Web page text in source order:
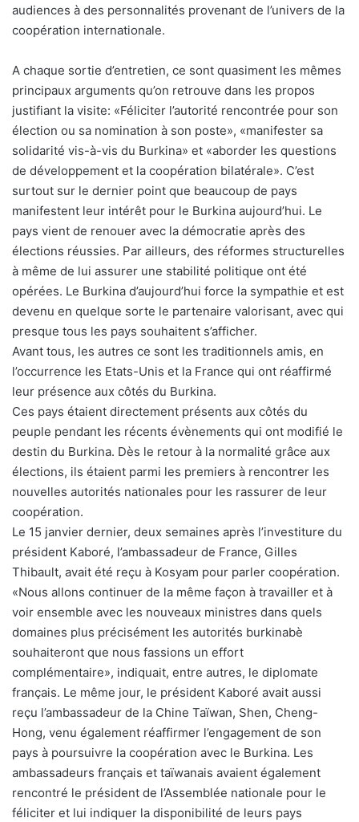
audiences à des personnalités provenant de l’univers de la
coopération internationale.
A chaque sortie d’entretien, ce sont quasiment les mêmes
principaux arguments qu’on retrouve dans les propos
justifiant la visite: «Féliciter l’autorité rencontrée pour son
élection ou sa nomination à son poste», «manifester sa
solidarité vis-à-vis du Burkina» et «aborder les questions
de développement et la coopération bilatérale». C’est
surtout sur le dernier point que beaucoup de pays
manifestent leur intérêt pour le Burkina aujourd’hui. Le
pays vient de renouer avec la démocratie après des
élections réussies. Par ailleurs, des réformes structurelles
à même de lui assurer une stabilité politique ont été
opérées. Le Burkina d’aujourd’hui force la sympathie et est
devenu en quelque sorte le partenaire valorisant, avec qui
presque tous les pays souhaitent s’afficher.
Avant tous, les autres ce sont les traditionnels amis, en
l’occurrence les Etats-Unis et la France qui ont réaffirmé
leur présence aux côtés du Burkina.
Ces pays étaient directement présents aux côtés du
peuple pendant les récents évènements qui ont modifié le
destin du Burkina. Dès le retour à la normalité grâce aux
élections, ils étaient parmi les premiers à rencontrer les
nouvelles autorités nationales pour les rassurer de leur
coopération.
Le 15 janvier dernier, deux semaines après l’investiture du
président Kaboré, l’ambassadeur de France, Gilles
Thibault, avait été reçu à Kosyam pour parler coopération.
«Nous allons continuer de la même façon à travailler et à
voir ensemble avec les nouveaux ministres dans quels
domaines plus précisément les autorités burkinabè
souhaiteront que nous fassions un effort
complémentaire», indiquait, entre autres, le diplomate
français. Le même jour, le président Kaboré avait aussi
reçu l’ambassadeur de la Chine Taïwan, Shen, Cheng-
Hong, venu également réaffirmer l’engagement de son
pays à poursuivre la coopération avec le Burkina. Les
ambassadeurs français et taïwanais avaient également
rencontré le président de l’Assemblée nationale pour le
féliciter et lui indiquer la disponibilité de leurs pays